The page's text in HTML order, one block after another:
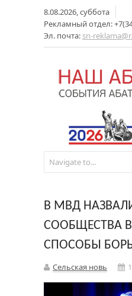
8.08.2026, суббота
Рекламный отдел:
Эл. почта: sn-
В МВД
СООБЩЕСТВА
СПОСОБЫ
Сельская новь